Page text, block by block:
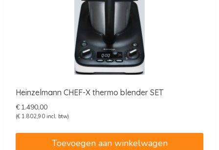
Heinzelmann CHEF-X thermo blender SET
€ 1.490,00
(€ 1.802,90 incl. btw)
Toevoegen aan winkelwagen